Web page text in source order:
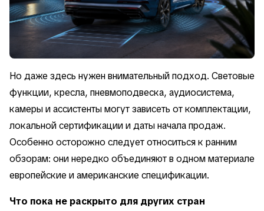
Но даже здесь нужен внимательный подход. Световые
функции, кресла, пневмоподвеска, аудиосистема,
камеры и ассистенты могут зависеть от комплектации,
локальной сертификации и даты начала продаж.
Особенно осторожно следует относиться к ранним
обзорам: они нередко объединяют в одном материале
европейские и американские спецификации.
Что пока не раскрыто для других стран